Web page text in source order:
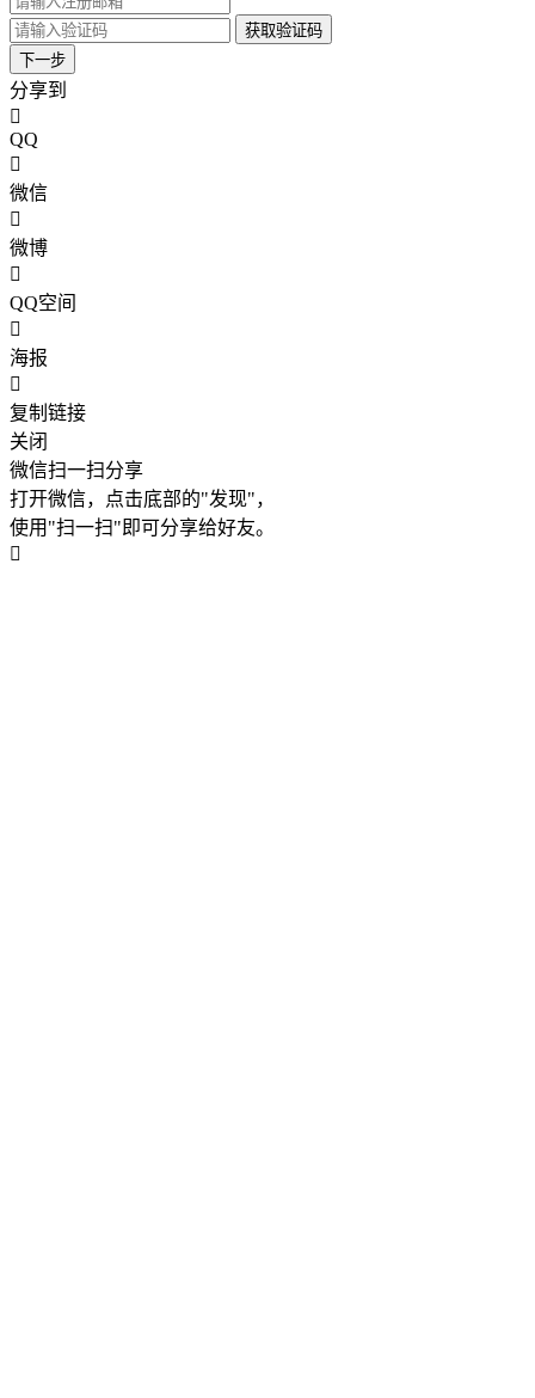
获取验证码
下一步
分享到
QQ
微信
微博
QQ空间
海报
复制链接
关闭
微信扫一扫分享
打开微信，点击底部的"发现"，
使用"扫一扫"即可分享给好友。